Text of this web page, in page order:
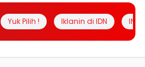
Yuk Pilih ! Iklanin di IDN